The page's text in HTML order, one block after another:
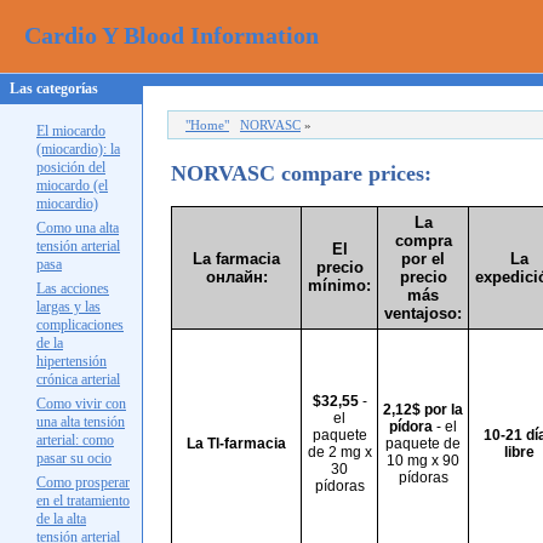
Cardio Y Blood Information
Las categorías
El miocardo
(miocardio): la
posición del
miocardo (el
miocardio)
Como una alta
tensión arterial
pasa
Las acciones
largas y las
complicaciones
de la
hipertensión
crónica arterial
Como vivir con
una alta tensión
arterial: como
pasar su ocio
Como prosperar
en el tratamiento
de la alta
tensión arterial
"Home" NORVASC »
NORVASC compare prices:
La farmacia
онлайн:
El
precio
mínimo:
La
compra
por el
precio
más
ventajoso:
La
La Tl-farmacia
$32,55-
el
paquete
de 2 mg x
30
pídoras
2,12$ por la
pídora - el
paquete de
10 mg x 90
pídoras
10-21
libre